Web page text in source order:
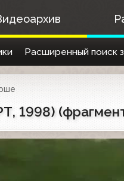
Расширенный поиск
1998)